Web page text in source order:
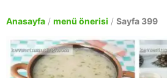
Anasayfa / menü önerisi / Sayfa 399